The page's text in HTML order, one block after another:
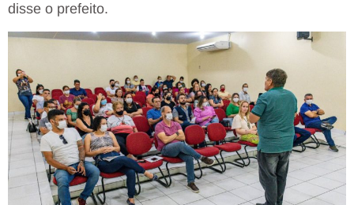
disse o prefeito.